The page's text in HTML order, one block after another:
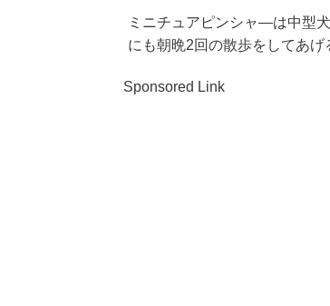
ミニチュアピンシャ―は中型
にも朝晩2回の散歩をしてあげ
Sponsored Link